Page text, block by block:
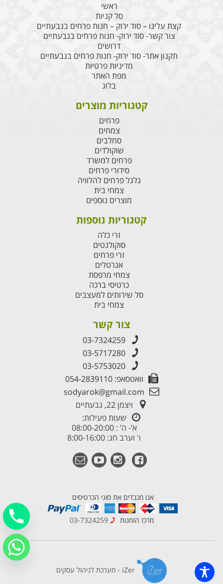
ראשי
סל קניות
קצת עלינו – סוד ירוק – חנות פרחים בגבעתיים
צור קשר- סוד ירוק- חנות פרחים בגבעתיים
דרושים
תקנון אתר- סוד ירוק- חנות פרחים בגבעתיים
מדיניות פרטיות
מפת האתר
בלוג
קטגוריות מוצרים
פרחים
צמחים
סחלבים
שוקולדים
פרחים למשרד
סידורי פרחים
גלגל פרחים להלוויה
צמחי בית
מוצרים נוספים
קטגוריות נוספות
זרי כלה
סוקולנטים
זרי פרחים
אגרטלים
צמחי מרפסת
כרטיסי ברכה
סל שירותים למעצבים
צמחי בית
צור קשר
03-7324259
03-5717280
03-5753020
וואטסאפ: 054-2839110
sodyarok@gmail.com
ויצמן 22, גבעתיים
שעות פעילות:
א’- ה’ : 08:00-20:00
ו' וערב חג: 8:00-16:00
אנו מכבדים את סוגי הכרטיסים
מרכז הזמנות 03-7324259
iZer - מערכת לניהול עסקים